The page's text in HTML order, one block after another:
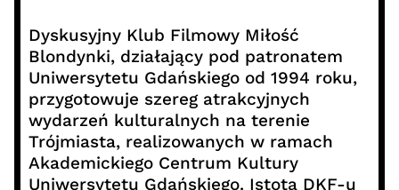
Dyskusyjny Klub Filmowy Miłość
Blondynki, działający pod patronatem
Uniwersytetu Gdańskiego od 1994 roku,
przygotowuje szereg atrakcyjnych
wydarzeń kulturalnych na terenie
Trójmiasta, realizowanych w ramach
Akademickiego Centrum Kultury
Uniwersytetu Gdańskiego. Istotą DKF-u